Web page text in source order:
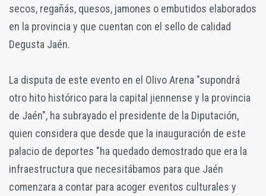
secos, regañás, quesos, jamones o embutidos elaborados
en la provincia y que cuentan con el sello de calidad
Degusta Jaén.
La disputa de este evento en el Olivo Arena "supondrá
otro hito histórico para la capital jiennense y la provincia
de Jaén", ha subrayado el presidente de la Diputación,
quien considera que desde que la inauguración de este
palacio de deportes "ha quedado demostrado que era la
infraestructura que necesitábamos para que Jaén
comenzara a contar para acoger eventos culturales y